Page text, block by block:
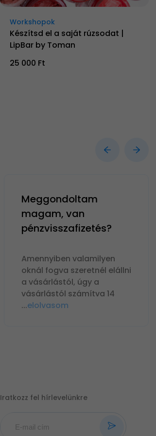
Workshopok
Készítsd el a saját rúzsodat |
LipBar by Toman
25 000 Ft
Meggondoltam
magam, van
pénzvisszafizetés?
Amennyiben valamilyen
oknál fogva szeretnél elállni
a vásárlástól, úgy a
vásárlástól számítva 14
...elolvasom
Iratkozz fel hírlevelünkre